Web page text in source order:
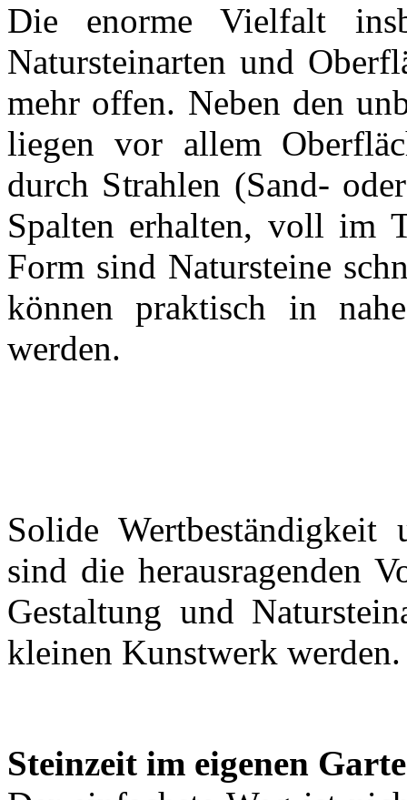
Die enorme Vielfalt
Natursteinarten und
mehr offen. Neben den
liegen vor allem
durch Strahlen (Sand-
Spalten erhalten, voll im
Form sind Natursteine
können praktisch in
werden.
Solide Wertbeständigkeit
sind die herausragenden
Gestaltung und
kleinen Kunstwerk werden.
Steinzeit im eigenen